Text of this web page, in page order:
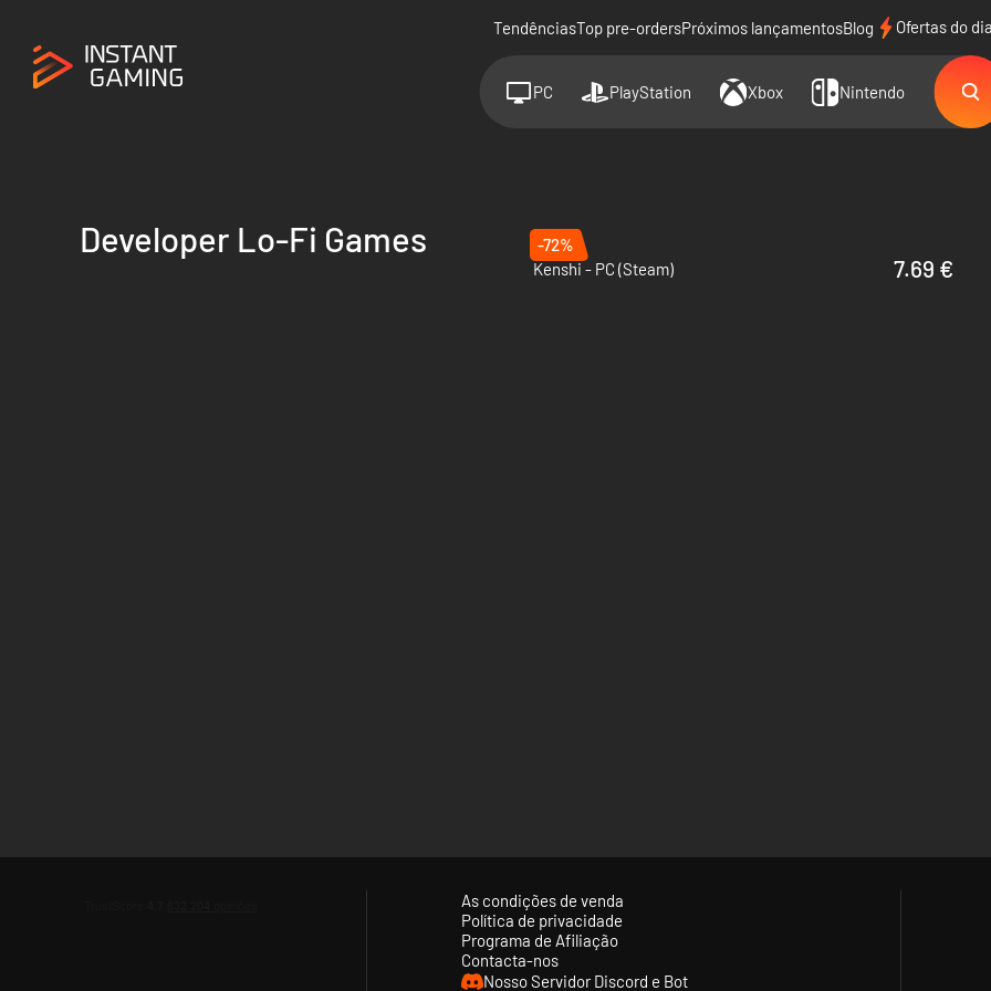
TendênciasTop pre-ordersPróximos lançamentosBlog Ofertas do
PC PlayStation Xbox Nintendo
Developer Lo-Fi Games
-72%
Kenshi - PC (Steam)
7.69 €
As condições de venda
Política de privacidade
Programa de Afiliação
Contacta-nos
Nosso Servidor Discord e Bot